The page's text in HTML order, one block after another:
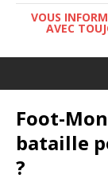
VOUS
AVEC
Foot-
bataille
?